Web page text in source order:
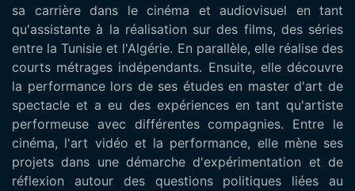
sa carrière dans le cinéma et audiovisuel en tant
qu'assistante à la réalisation sur des films, des séries
entre la Tunisie et l'Algérie. En parallèle, elle réalise des
courts métrages indépendants. Ensuite, elle découvre
la performance lors de ses études en master d'art de
spectacle et a eu des expériences en tant qu'artiste
performeuse avec différentes compagnies. Entre le
cinéma, l'art vidéo et la performance, elle mène ses
projets dans une démarche d'expérimentation et de
réflexion autour des questions politiques liées au